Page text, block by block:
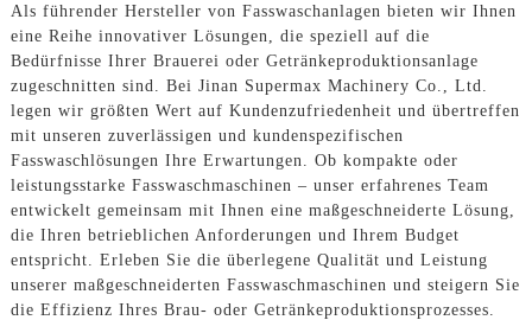
Als führender Hersteller von Fasswaschanlagen bieten wir Ihnen
eine Reihe innovativer Lösungen, die speziell auf die
Bedürfnisse Ihrer Brauerei oder Getränkeproduktionsanlage
zugeschnitten sind. Bei Jinan Supermax Machinery Co., Ltd.
legen wir größten Wert auf Kundenzufriedenheit und übertreffen
mit unseren zuverlässigen und kundenspezifischen
Fasswaschlösungen Ihre Erwartungen. Ob kompakte oder
leistungsstarke Fasswaschmaschinen – unser erfahrenes Team
entwickelt gemeinsam mit Ihnen eine maßgeschneiderte Lösung,
die Ihren betrieblichen Anforderungen und Ihrem Budget
entspricht. Erleben Sie die überlegene Qualität und Leistung
unserer maßgeschneiderten Fasswaschmaschinen und steigern Sie
die Effizienz Ihres Brau- oder Getränkeproduktionsprozesses.